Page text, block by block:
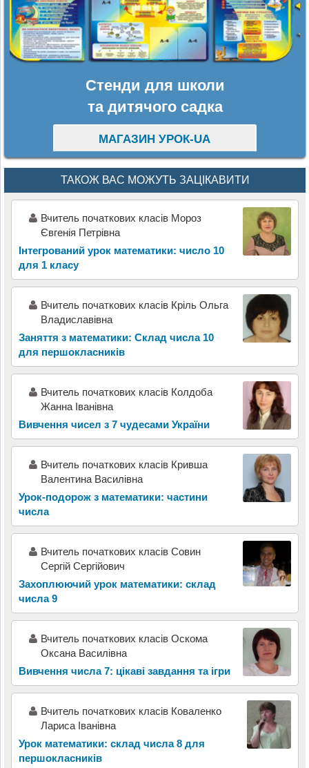
Стенди для школи
та дитячого садка
МАГАЗИН УРОК-UA
ТАКОЖ ВАС МОЖУТЬ ЗАЦІКАВИТИ
Вчитель початкових класів Мороз
Євгенія Петрівна
Інтегрований урок математики: число 10
для 1 класу
Вчитель початкових класів Кріль Ольга
Владиславівна
Заняття з математики: Склад числа 10
для першокласників
Вчитель початкових класів Колдоба
Жанна Іванівна
Вивчення чисел з 7 чудесами України
Вчитель початкових класів Кривша
Валентина Василівна
Урок-подорож з математики: частини
числа
Вчитель початкових класів Совин
Сергій Сергійович
Захоплюючий урок математики: склад
числа 9
Вчитель початкових класів Оскома
Оксана Василівна
Вивчення числа 7: цікаві завдання та ігри
Вчитель початкових класів Коваленко
Лариса Іванівна
Урок математики: склад числа 8 для
першокласників